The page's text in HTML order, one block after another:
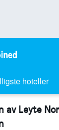
hoteller
Leyte